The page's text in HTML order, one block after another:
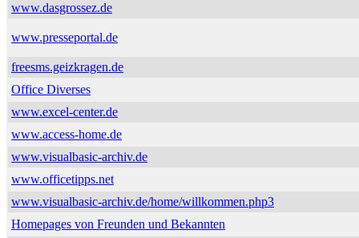
www.dasgrossez.de
www.presseportal.de
freesms.geizkragen.de
Office Diverses
www.excel-center.de
www.access-home.de
www.visualbasic-archiv.de
www.officetipps.net
www.visualbasic-archiv.de/home/willkommen.php3
Homepages von Freunden und Bekannten